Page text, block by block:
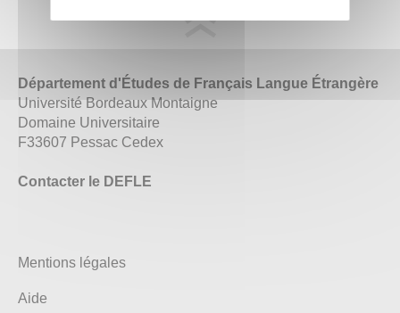
Département d'Études de Français Langue Étrangère
Université Bordeaux Montaigne
Domaine Universitaire
F33607 Pessac Cedex
Contacter le DEFLE
Mentions légales
Aide